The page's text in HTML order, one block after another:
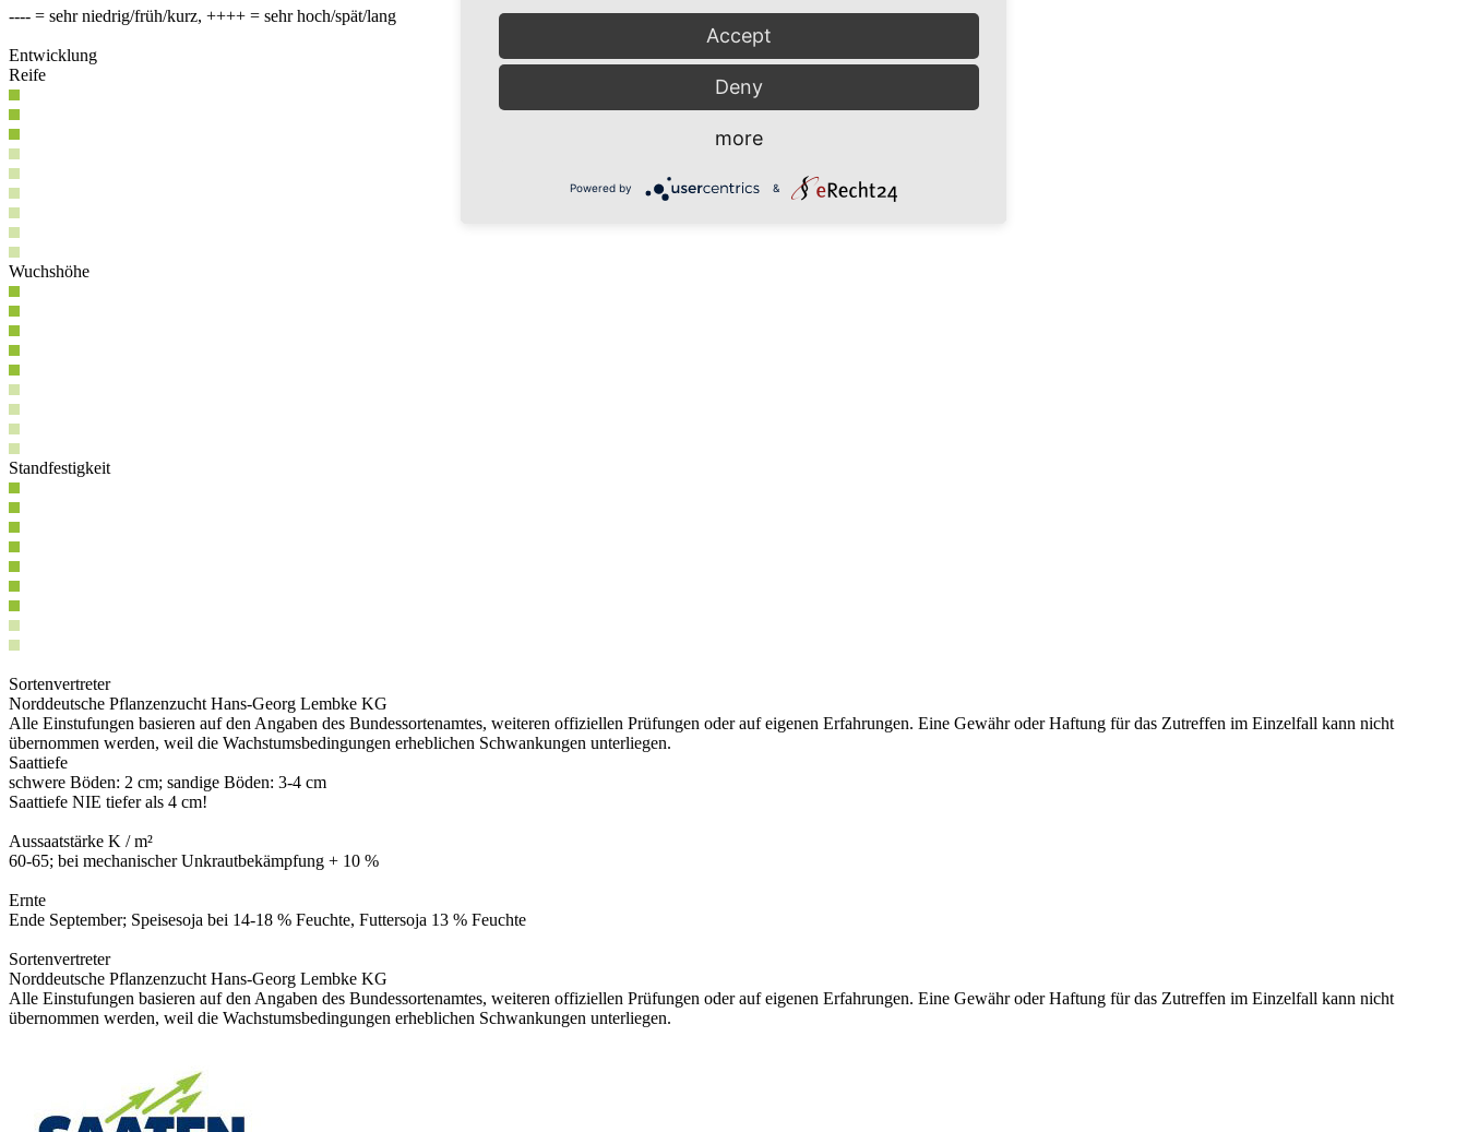
---- = sehr niedrig/früh/kurz, ++++ = sehr hoch/spät/lang
Entwicklung
Reife
Wuchshöhe
Standfestigkeit
Sortenvertreter
Norddeutsche Pflanzenzucht Hans-Georg Lembke KG
Alle Einstufungen basieren auf den Angaben des Bundessortenamtes, weiteren offiziellen Prüfungen oder auf eigenen Erfahrungen. Eine Gewähr oder Haftung für das Zutreffen im Einzelfall kann nicht
übernommen werden, weil die Wachstumsbedingungen erheblichen Schwankungen unterliegen.
Saattiefe
schwere Böden: 2 cm; sandige Böden: 3-4 cm
Saattiefe NIE tiefer als 4 cm!
Aussaatstärke K / m²
60-65; bei mechanischer Unkrautbekämpfung + 10 %
Ernte
Ende September; Speisesoja bei 14-18 % Feuchte, Futtersoja 13 % Feuchte
Sortenvertreter
Norddeutsche Pflanzenzucht Hans-Georg Lembke KG
Alle Einstufungen basieren auf den Angaben des Bundessortenamtes, weiteren offiziellen Prüfungen oder auf eigenen Erfahrungen. Eine Gewähr oder Haftung für das Zutreffen im Einzelfall kann nicht
übernommen werden, weil die Wachstumsbedingungen erheblichen Schwankungen unterliegen.
Accept
Deny
more
Powered by &